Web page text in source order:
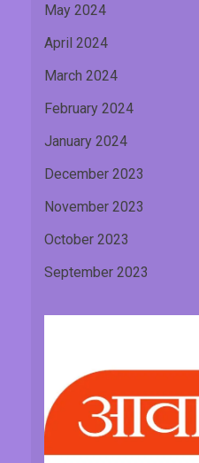
May 2024
April 2024
March 2024
February 2024
January 2024
December 2023
November 2023
October 2023
September 2023